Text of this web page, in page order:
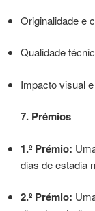
Originalidade e
Qualidade
Impacto visual
7. Prémios
1.º Prémio:
dias de estadia
2.º Prémio: